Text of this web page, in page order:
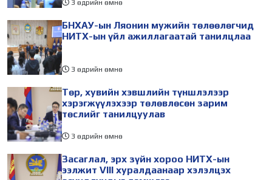
3 өдрийн өмнө
БНХАУ-ын Ляонин мужийн төлөөлөгчид
НИТХ-ын үйл ажиллагаатай танилцлаа
3 өдрийн өмнө
Төр, хувийн хэвшлийн түншлэлээр
хэрэгжүүлэхээр төлөвлөсөн зарим
төслийг танилцуулав
3 өдрийн өмнө
Засаглал, эрх зүйн хороо НИТХ-ын
ээлжит VIII хуралдаанаар хэлэлцэх